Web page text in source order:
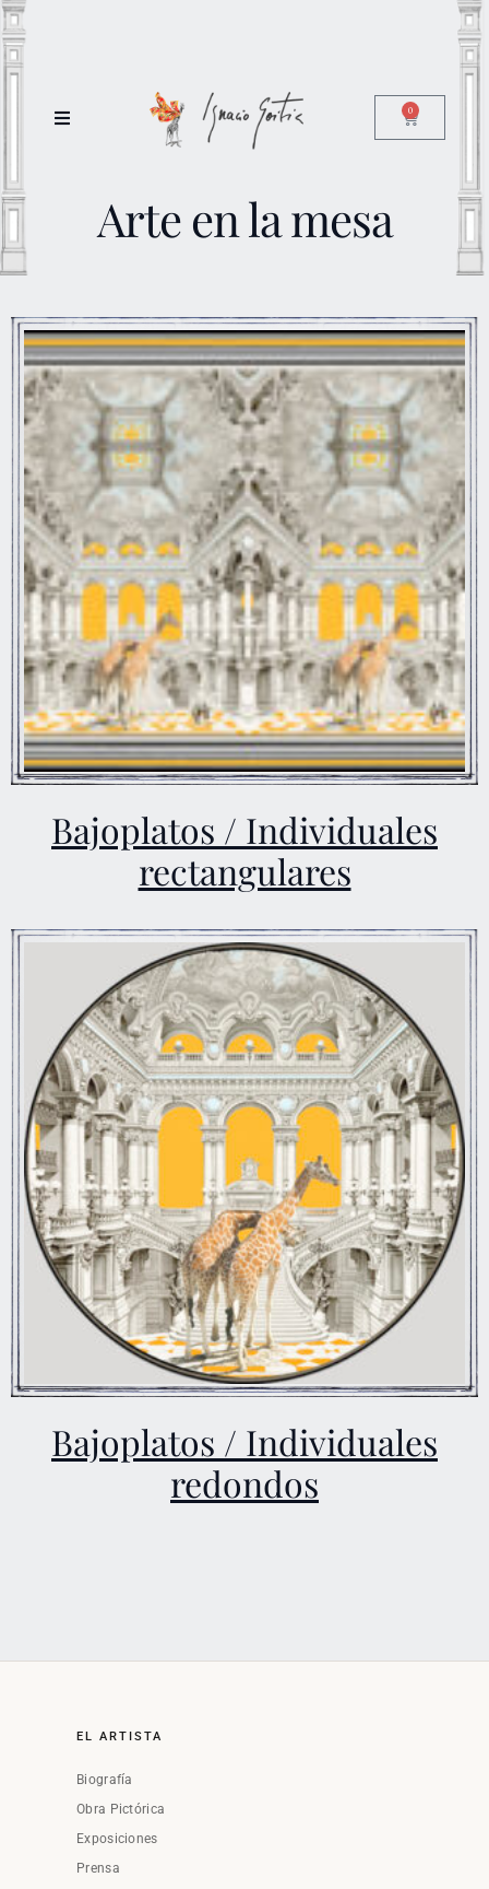
0
Arte en la mesa
Bajoplatos / Individuales
rectangulares
Bajoplatos / Individuales
redondos
EL ARTISTA
Biografía
Obra Pictórica
Exposiciones
Prensa